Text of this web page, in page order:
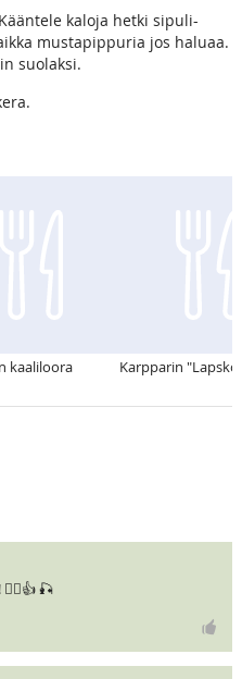
kaloja hetki sipuli-
mustapippuria jos haluaa.
suolaksi.
kaaliloora Karpparin
🎣